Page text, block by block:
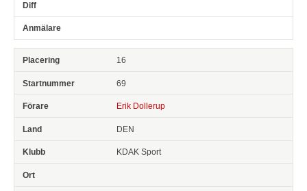
16
69
Erik Dollerup
DEN
KDAK Sport